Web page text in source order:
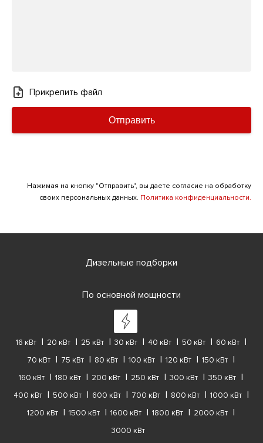
Прикрепить файл
Отправить
Нажимая на кнопку "Отправить", вы даете согласие на обработку
своих персональных данных. Политика конфиденциальности.
Дизельные подборки
По основной мощности
16 кВт 20 кВт 25 кВт 30 кВт 40 кВт 50 кВт
60 кВт
70 кВт
75 кВт 80 кВт 100 кВт 120 кВт
150 кВт
160 кВт
180 кВт 200 кВт 250 кВт 300 кВт
350 кВт
400 кВт
500 кВт 600 кВт 700 кВт 800 кВт
1000 кВт
1200 кВт
1500 кВт 1600 кВт 1800 кВт
2000 кВт
3000 кВт